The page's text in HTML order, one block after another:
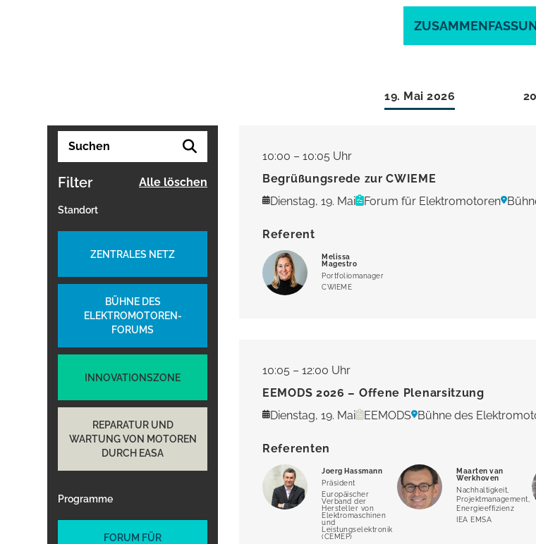
19. Mai 2026
Filter Alle löschen
Standort
ZENTRALES NETZ
BÜHNE DES
ELEKTROMOTOREN-
FORUMS
INNOVATIONSZONE
REPARATUR UND
WARTUNG VON MOTOREN
DURCH EASA
Programme
FORUM FÜR
10:00 – 10:05 Uhr
Begrüßungsrede zur CWIEME
Dienstag, 19. Mai
Forum für Elektromotoren
Referent
Melissa
Magestro
Portfoliomanager
CWIEME
10:05 – 12:00 Uhr
EEMODS 2026 – Offene Plenarsitzung
Dienstag, 19. Mai
EEMODS Bühne des
Referenten
Dipl. Ing. Michael
Vorschriften, KSB
Steffen Joest
Energieeffizienz
Joerg Hassmann
Präsident
Europäischer
Verband der
Hersteller von
Elektromaschinen
und
Leistungselektronik
(CEMEP)
Maarten van
Werkhoven
Nachhaltigkeit,
Projektmanagement,
Energieeffizienz
IEA EMSA